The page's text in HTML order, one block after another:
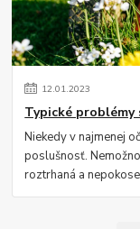
12.01.2023
Typické problémy
Niekedy v najmenej
poslušnosť.
roztrhaná a